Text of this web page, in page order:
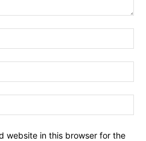
website in this browser for the